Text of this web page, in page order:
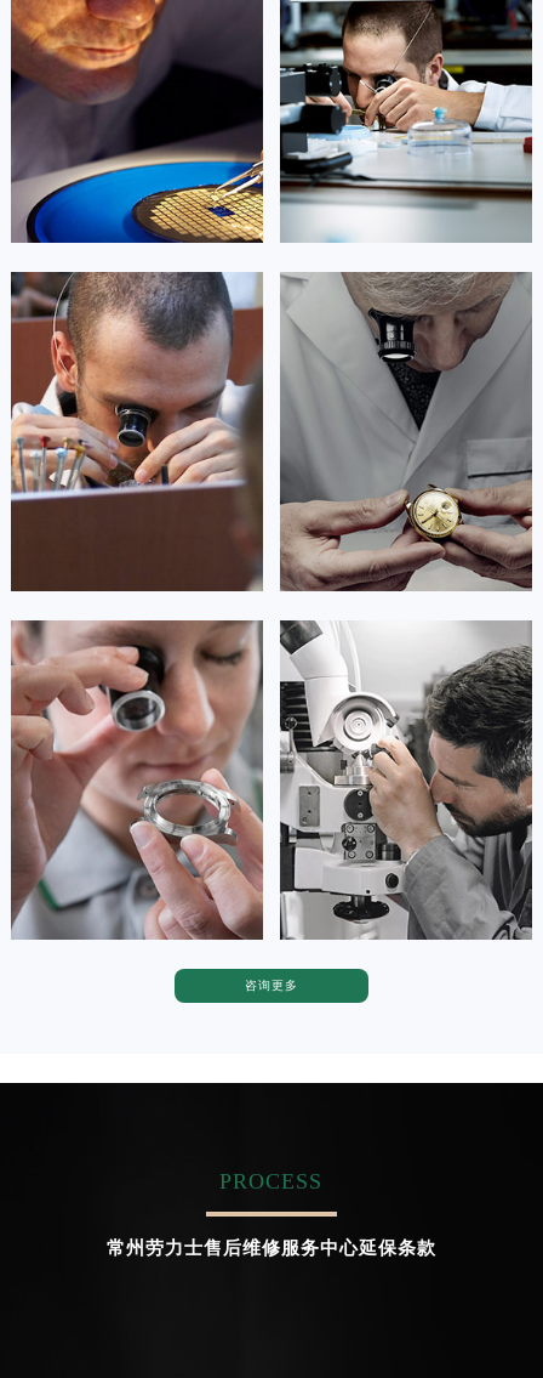
是劳力士售后维修服务中心
(劳力士保养中心)
的高级技师之一
Beijing Rolex Maintain center
北京劳力士维修
是劳力士手表维修点
(劳力士售后服务中心)
的高级技师之一
Shanghai Rolex Maintain center
 上海劳力士维修
艾德琳·亚历桑德拉
资深劳力士技师
是劳力士售后维修服务中心
(劳力士保养中心)
的高级技师之一
Guangzhou Rolex Maintain center
 广州劳力士维修
艾莉森·安吉莉亚
资深劳力士技师
是劳力士售后服务中心
(劳力士维修中心)
的高级技师之一
Shenzhen Rolex Maintain center
 深圳劳力士维修
安尼塔·阿普里尔
资深劳力士技师
是劳力士售后维修服务中心
(劳力士售后中心)
的高级技师之一
Tianjin Rolex Maintain center
 天津劳力士维修
贝亚特·布兰奇
资深劳力士技师
是劳力士售后维修服务中心
(劳力士保养中心)
的高级技师之一
Nanjing Rolex Maintain center
 上海劳力士维修
卡罗琳·卡桑德拉 辛迪·克莱门特
咨询更多
PROCESS
常州劳力士售后维修服务中心延保条款